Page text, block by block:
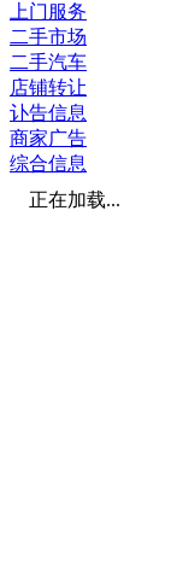
上门服务
二手市场
二手汽车
店铺转让
讣告信息
商家广告
综合信息
正在加载...